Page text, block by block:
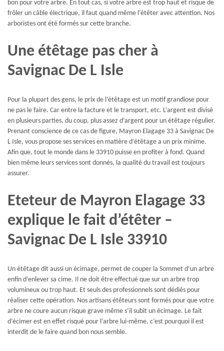
bon pour votre arbre. En tout cas, si votre arbre est trop haut et risque de
frôler un câble électrique, il faut quand même l’étêter avec attention. Nos
arboristes ont été formés sur cette branche.
Une étêtage pas cher à
Savignac De L Isle
Pour la plupart des gens, le prix de l’étêtage est un motif grandiose pour
ne pas le faire. Car entre la facture et le transport, etc. L’argent est divisé
en plusieurs parties, du coup, plus assez d’argent pour un étêtage régulier.
Prenant conscience de ce cas de figure, Mayron Elagage 33 à Savignac De
L Isle, vous propose ses services en matière d’étêtage a un prix minime.
Afin que, tout le monde dans le 33910 puisse en profiter à fond. Quand
bien même leurs services sont donnés, la qualité du travail est toujours
assurer.
Eteteur de Mayron Elagage 33
explique le fait d’étêter –
Savignac De L Isle 33910
Un étêtage dit aussi un écimage, permet de couper la Sommet d’un arbre
enfin d’enlever sa cime. Il ne doit être effectué que sur un arbre trop
volumineux ou trop haut. Et seuls des professionnels sont dédiés pour
réaliser cette opération. Nos artisans étêteurs sont formés pour que votre
arbre ne coure aucun risque grave même s’il subit un écimage. Le fait
d’écimer est en effet risqué pour l’arbre lui-même, c’est pourquoi il est
interdit de le faire quand bon nous semble.